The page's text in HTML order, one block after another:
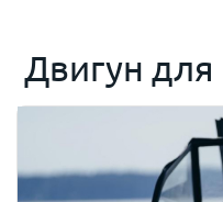
Двигун для